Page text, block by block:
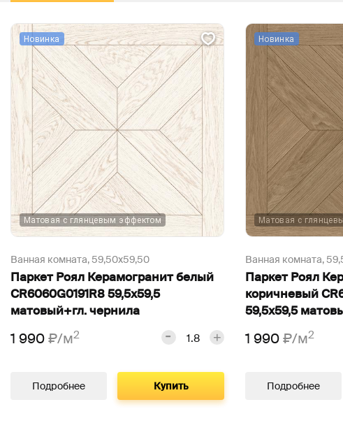
Новинка
Матовая с глянцевым эффектом
Ванная комната,59,50х59,50
Паркет Роял Керамогранит белый
CR6060G0191R8 59,5х59,5
матовый+гл. чернила
1 990₽/м2
Подробнее Купить
Новинка
Матовая с
Ванная комната,
Паркет Роял
коричневый
59,5х59,5
1 990₽/м2
Подробнее